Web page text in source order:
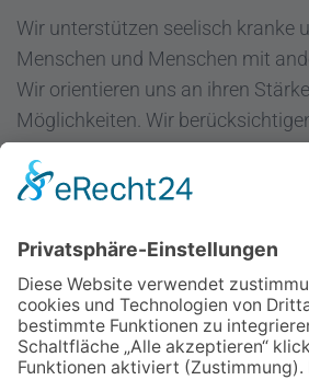
Wir unterstützen seelisch kranke
Menschen und Menschen mit
Wir orientieren uns an ihren
Möglichkeiten. Wir
Regenbogen Duisburg gGmbH
47051 Duisburg
Telefon 0203/300 36-0
Fax 0203/300 36-20